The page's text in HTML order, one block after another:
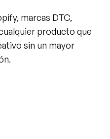
marcas DTC,
producto que
sin un mayor